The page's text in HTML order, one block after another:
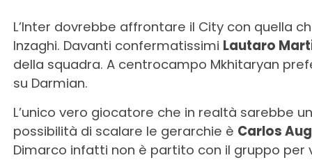
L’Inter dovrebbe affrontare il City con quella
Inzaghi. Davanti confermatissimi Lautaro
della squadra. A centrocampo Mkhitaryan
su Darmian.
L’unico vero giocatore che in realtà sarebbe
possibilità di scalare le gerarchie è Carlos
Dimarco infatti non è partito con il gruppo